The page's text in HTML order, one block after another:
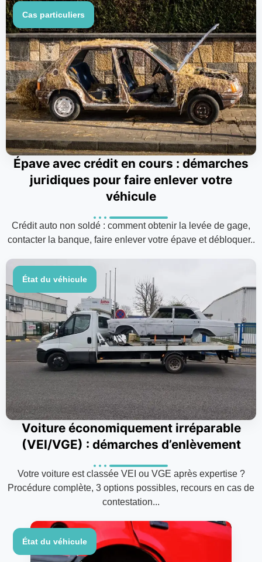
Cas particuliers
Épave avec crédit en cours : démarches
juridiques pour faire enlever votre
véhicule
Crédit auto non soldé : comment obtenir la levée de gage,
contacter la banque, faire enlever votre épave et débloquer..
État du véhicule
Voiture économiquement irréparable
(VEI/VGE) : démarches d’enlèvement
Votre voiture est classée VEI ou VGE après expertise ?
Procédure complète, 3 options possibles, recours en cas de
contestation...
État du véhicule